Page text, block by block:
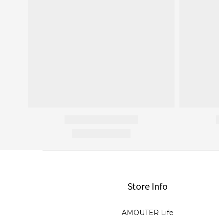
Store Info
AMOUTER Life